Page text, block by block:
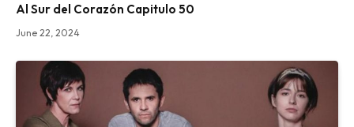
Al Sur del Corazón Capitulo 50
June 22, 2024